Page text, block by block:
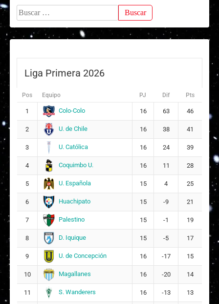
Buscar:
Liga Primera 2026
Pos Equipo PJ Dif Pts
1 Colo-Colo 16 63 46
2 U. de Chile 16 38 41
3 U. Católica 16 24 39
4 Coquimbo U. 16 11 28
5 U. Española 15 4 25
6 Huachipato 15 -9 21
7 Palestino 15 -1 19
8 D. Iquique 15 -5 17
9 U. de Concepción 16 -17 15
10 Magallanes 16 -20 14
11 S. Wanderers 16 -13 13